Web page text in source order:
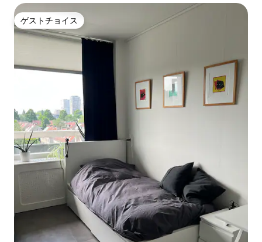
ゲストチョイス
ゲストチョイス